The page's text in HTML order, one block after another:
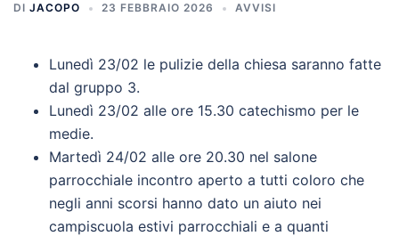
DI JACOPO 23 FEBBRAIO 2026 AVVISI
Lunedì 23/02 le pulizie della chiesa saranno fatte
dal gruppo 3.
Lunedì 23/02 alle ore 15.30 catechismo per le
medie.
Martedì 24/02 alle ore 20.30 nel salone
parrocchiale incontro aperto a tutti coloro che
negli anni scorsi hanno dato un aiuto nei
campiscuola estivi parrocchiali e a quanti